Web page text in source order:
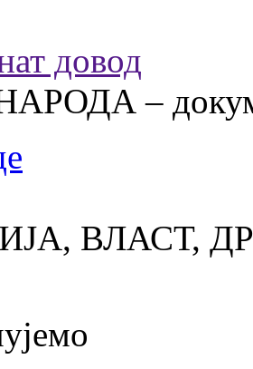
довод
–
ВЛАСТ,